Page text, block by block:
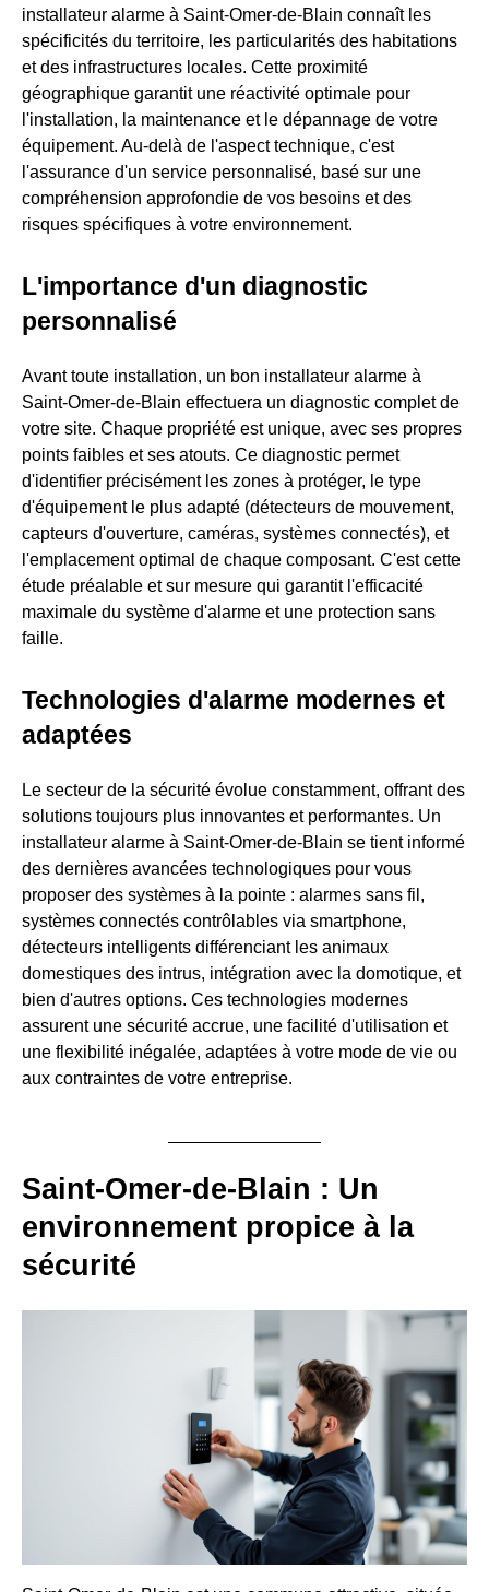
installateur alarme à Saint-Omer-de-Blain connaît les
spécificités du territoire, les particularités des habitations
et des infrastructures locales. Cette proximité
géographique garantit une réactivité optimale pour
l'installation, la maintenance et le dépannage de votre
équipement. Au-delà de l'aspect technique, c'est
l'assurance d'un service personnalisé, basé sur une
compréhension approfondie de vos besoins et des
risques spécifiques à votre environnement.
L'importance d'un diagnostic
personnalisé
Avant toute installation, un bon installateur alarme à
Saint-Omer-de-Blain effectuera un diagnostic complet de
votre site. Chaque propriété est unique, avec ses propres
points faibles et ses atouts. Ce diagnostic permet
d'identifier précisément les zones à protéger, le type
d'équipement le plus adapté (détecteurs de mouvement,
capteurs d'ouverture, caméras, systèmes connectés), et
l'emplacement optimal de chaque composant. C'est cette
étude préalable et sur mesure qui garantit l'efficacité
maximale du système d'alarme et une protection sans
faille.
Technologies d'alarme modernes et
adaptées
Le secteur de la sécurité évolue constamment, offrant des
solutions toujours plus innovantes et performantes. Un
installateur alarme à Saint-Omer-de-Blain se tient informé
des dernières avancées technologiques pour vous
proposer des systèmes à la pointe : alarmes sans fil,
systèmes connectés contrôlables via smartphone,
détecteurs intelligents différenciant les animaux
domestiques des intrus, intégration avec la domotique, et
bien d'autres options. Ces technologies modernes
assurent une sécurité accrue, une facilité d'utilisation et
une flexibilité inégalée, adaptées à votre mode de vie ou
aux contraintes de votre entreprise.
Saint-Omer-de-Blain : Un
environnement propice à la
sécurité